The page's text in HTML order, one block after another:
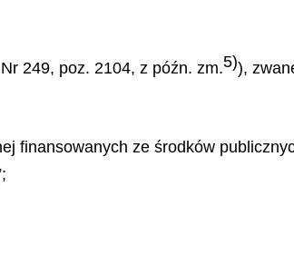
249, poz. 2104, z późn. zm.5)),
finansowanych ze środków